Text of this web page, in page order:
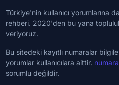
Türkiye'nin kullanıcı yorumlarına
rehberi. 2020'den bu yana
veriyoruz.
Bu sitedeki kayıtlı numaralar
yorumlar kullanıcılara aittir.
sorumlu değildir.